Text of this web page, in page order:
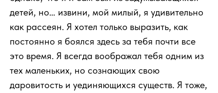
детей, но… извини, мой милый, я удивительно
как рассеян. Я хотел только выразить, как
постоянно я боялся здесь за тебя почти все
это время. Я всегда воображал тебя одним из
тех маленьких, но сознающих свою
даровитость и уединяющихся существ. Я тоже,